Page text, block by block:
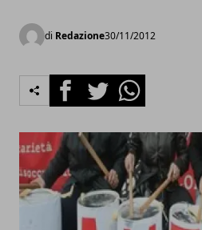
di Redazione30/11/2012
FacebookTwitterWhatsapp